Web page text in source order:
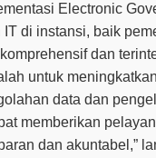
Electronic
di instansi, baik
dan
untuk
data dan
memberikan
dan akuntabel,”